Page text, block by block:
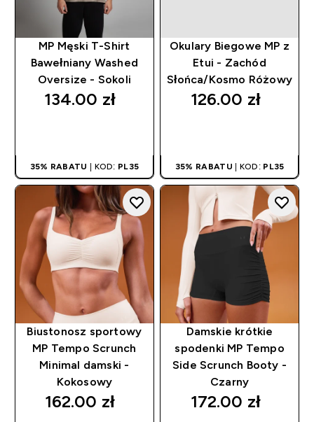
MP Męski T-Shirt
Bawełniany Washed
Oversize - Sokoli
134.00 zł‎
35% RABATU | KOD: PL35
Okulary Biegowe MP z
Etui - Zachód
Słońca/Kosmo Różowy
126.00 zł‎
35% RABATU | KOD: PL35
Biustonosz sportowy
MP Tempo Scrunch
Minimal damski -
Kokosowy
162.00 zł‎
Damskie krótkie
spodenki MP Tempo
Side Scrunch Booty -
Czarny
172.00 zł‎